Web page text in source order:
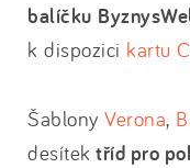
balíčku
k dispozici kartu
Šablony Verona,
desítek tříd pro